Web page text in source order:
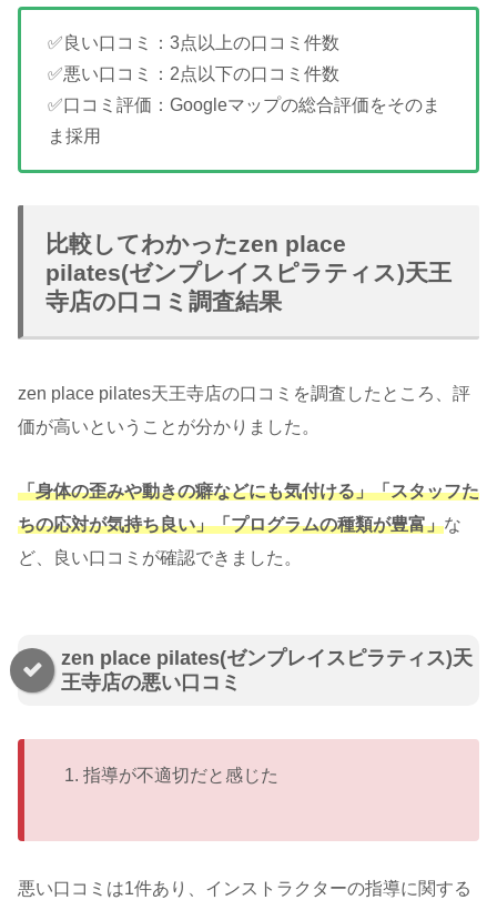
✅良い口コミ：3点以上の口コミ件数
✅悪い口コミ：2点以下の口コミ件数
✅口コミ評価：Googleマップの総合評価をそのま
ま採用
比較してわかったzen place
pilates(ゼンプレイスピラティス)天王
寺店の口コミ調査結果
zen place pilates天王寺店の口コミを調査したところ、評
価が高いということが分かりました。
「身体の歪みや動きの癖などにも気付ける」「スタッフた
ちの応対が気持ち良い」「プログラムの種類が豊富」な
ど、良い口コミが確認できました。
zen place pilates(ゼンプレイスピラティス)天
王寺店の悪い口コミ
指導が不適切だと感じた
悪い口コミは1件あり、インストラクターの指導に関する